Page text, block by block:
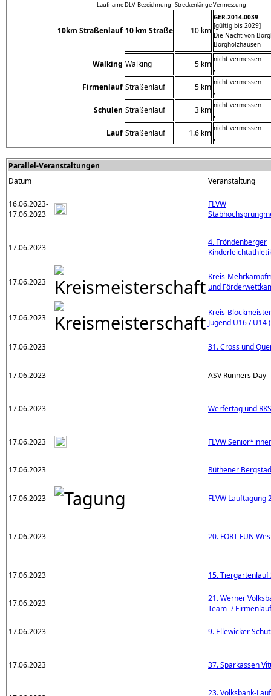
LaufnameDLV-Bezeichnung StreckenlängeVermessung
10km Straßenlauf 10 km Straße 10 km
GER-2014-0039
[gültig bis 2029]
Die Nacht von
Borgholzhausen
Walking Walking 5 km nicht vermessen
,
Firmenlauf Straßenlauf 5 km nicht vermessen
,
Schulen Straßenlauf 3 km nicht vermessen
,
Lauf Straßenlauf 1.6 km nicht vermessen
,
Parallel-Veranstaltungen
Datum
Veranstaltung
16.06.2023-
17.06.2023
FLVW
17.06.2023
4. Fröndenberger
17.06.2023
Kreis-
und
17.06.2023
Kreis-
Jugend U16 /
17.06.2023 31. Cross und
17.06.2023 ASV Runners Day
17.06.2023 Werfertag und
17.06.2023 FLVW
17.06.2023 Rüthener
17.06.2023 FLVW Lauftagung
17.06.2023 20. FORT FUN
17.06.2023 15. Tiergartenlauf
17.06.2023
21. Werner
Team- / Firmenlauf
17.06.2023 9. Ellewicker
17.06.2023 37. Sparkassen
23. Volksbank-